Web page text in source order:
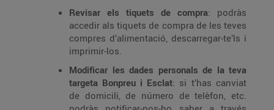
Revisar els tiquets de compra: podràs
accedir als tiquets de compra de les teves
compres d’alimentació, descarregar-te’ls i
imprimir-los.
Modificar les dades personals de la teva
targeta Bonpreu i Esclat: si t’has canviat
de domicili, de número de telèfon, etc.